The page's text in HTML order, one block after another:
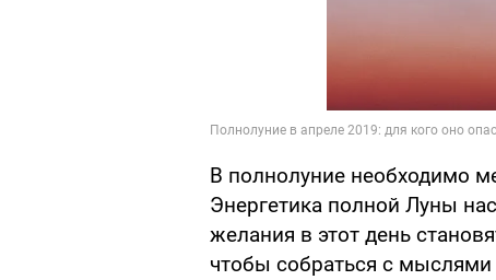
В полнолуние необходимо
Энергетика полной Луны
желания в этот день
чтобы собраться с мыслями